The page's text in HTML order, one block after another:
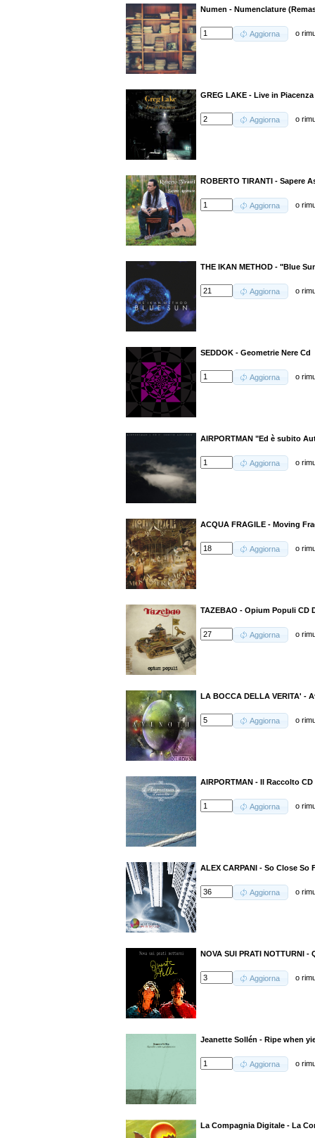
Numen - Numenclature
Aggiorna o
GREG LAKE - Live in
Aggiorna o
ROBERTO TIRANTI - Sapere
Aggiorna o
THE IKAN METHOD - "Blue
Aggiorna o
SEDDOK - Geometrie Nere Cd
Aggiorna o
AIRPORTMAN "Ed è subito
Aggiorna o
ACQUA FRAGILE - Moving
Aggiorna o
TAZEBAO - Opium Populi CD
Aggiorna o
LA BOCCA DELLA VERITA' -
Aggiorna o
AIRPORTMAN - Il Raccolto CD
Aggiorna o
ALEX CARPANI - So Close So
Aggiorna o
NOVA SUI PRATI NOTTURNI -
Aggiorna o
Jeanette Sollén - Ripe when
Aggiorna o
La Compagnia Digitale - La